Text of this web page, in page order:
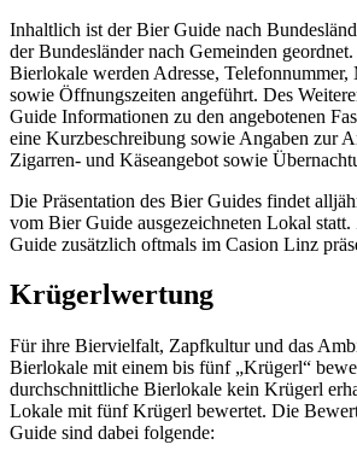
Inhaltlich ist der Bier Guide nach
der Bundesländer nach Gemeinden
Bierlokale werden Adresse, Telefonnummer,
sowie Öffnungszeiten angeführt. Des
Guide Informationen zu den angebotenen
eine Kurzbeschreibung sowie Angaben zur
Zigarren- und Käseangebot sowie
Die Präsentation des Bier Guides findet
vom Bier Guide ausgezeichneten Lokal
Guide zusätzlich oftmals im Casion Linz
Krügerlwertung
Für ihre Biervielfalt, Zapfkultur und das
Bierlokale mit einem bis fünf „Krügerl“
durchschnittliche Bierlokale kein Krügerl
Lokale mit fünf Krügerl bewertet. Die
Guide sind dabei folgende: